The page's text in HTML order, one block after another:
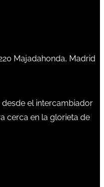
Majadahonda, Madrid
desde el intercambiador
cerca en la glorieta de